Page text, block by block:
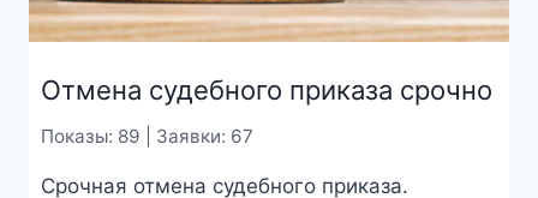
Отмена судебного приказа срочно
Показы: 89 | Заявки: 67
Срочная отмена судебного приказа.